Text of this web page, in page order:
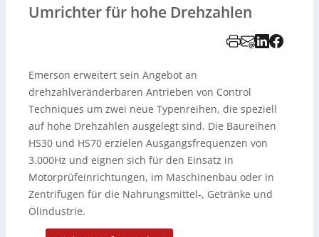
Umrichter für hohe Drehzahlen
Emerson erweitert sein Angebot an
drehzahlveränderbaren Antrieben von Control
Techniques um zwei neue Typenreihen, die speziell
auf hohe Drehzahlen ausgelegt sind. Die Baureihen
HS30 und HS70 erzielen Ausgangsfrequenzen von
3.000Hz und eignen sich für den Einsatz in
Motorprüfeinrichtungen, im Maschinenbau oder in
Zentrifugen für die Nahrungsmittel-, Getränke und
Ölindustrie.